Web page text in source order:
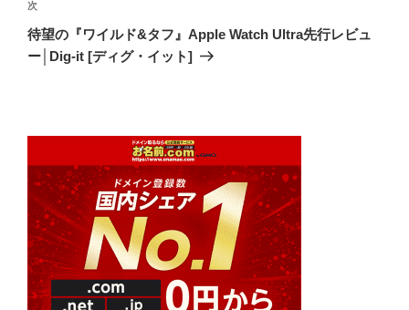
ー
シ
ョ
次
の
次
待望の『ワイルド&タフ』Apple Watch Ultra先行レビュ
ー│Dig-it [ディグ・イット]